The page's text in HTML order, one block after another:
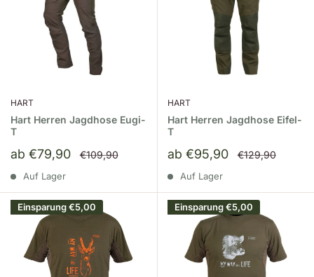
HART
Hart Herren Jagdhose Eugi-
T
Sonderpreis
ab €79,90 Normalpreis
€109,90
Auf Lager
HART
Hart Herren Jagdhose Eifel-
T
Sonderpreis
ab €95,90 Normalpreis
€129,90
Auf Lager
Einsparung€5,00 Einsparung€5,00